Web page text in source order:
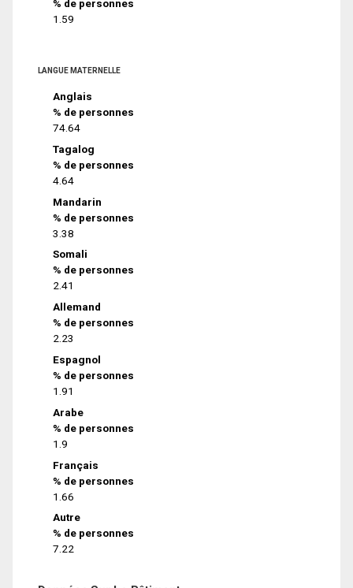
% de personnes
1.59
LANGUE MATERNELLE
Anglais
% de personnes
74.64
Tagalog
% de personnes
4.64
Mandarin
% de personnes
3.38
Somali
% de personnes
2.41
Allemand
% de personnes
2.23
Espagnol
% de personnes
1.91
Arabe
% de personnes
1.9
Français
% de personnes
1.66
Autre
% de personnes
7.22